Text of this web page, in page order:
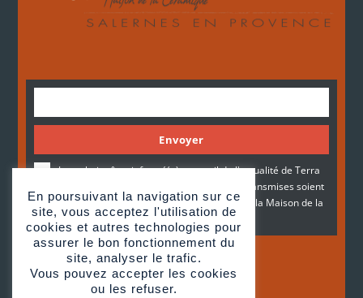
Envoyer
Je souhaite être informé(e) par mail de l'actualité de Terra
Rossa. Je consens à ce que mes données transmises soient
recueillies et stockées le temps requis, par la Maison de la
céramique architecturale Terra Rossa.
En poursuivant la navigation sur ce
site, vous acceptez l'utilisation de
cookies et autres technologies pour
assurer le bon fonctionnement du
site, analyser le trafic.
Vous pouvez accepter les cookies
ou les refuser.